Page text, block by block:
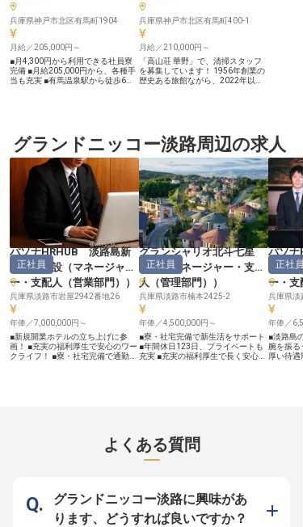
兵庫県神戸市北区有馬町1904
月給／205,000円～
■月4,300円から利用できる社員寮
完備 ■月給205,000円から、各種手
当も充実 ■有馬温泉駅から徒歩6
なしの心を大切にしています。 バ
ックヤードスタッフとして、宴会場
の設営や片付け、客室の清掃管理、
食器洗浄など、多岐にわたる業務を
通じて、お客様の快適な滞在を陰な
がら支える重要な役割を担っていた
だきます。 一つ一つの業務が、お
客様の笑顔に繋がるやりがいを感じ
られるお仕事です。 経験は問いま
せん。 あなたの温かい心と丁寧な
仕事が、当館の伝統を未来へと繋ぎ
ます。 ーー【安心して長く働ける
環境と充実のサポート】 月給
205,000円に加え、住宅手当や家族
手当、育児支援手当など、あなたの
生活を支える各種手当が充実してい
ます。 さらに、月4,300円から利用
できる光熱費込みの社員寮が徒歩
10分圏内にあり、新しい生活をス
ムーズにスタートできます。 社会
保険完備はもちろん、社員食堂や従
業員割引制度など、福利厚生も手厚
くご用意。 年間休日100日のシフト
制でプライベートも大切にしなが
兵庫県神戸市北区有馬町400-1
月給／210,000円～
「高山荘 華野」で、清掃スタッフ
を募集しています！ 1956年創業の
歴史ある旅館ながら、2022年以降
持ち ・残業月平均5hで、ワークラ
イフバランスにも配慮！ 館内や客
室には花やアートが添えられてお
り、一貫した「和」のコンセプトを
持つ旅館です！ 細部まで行き届い
た清掃で、お客様にくつろぎの空間
をお届けします！ 【「高山荘 華
野」について】 1956年、兵庫県神
戸市北区有馬町に創業した旅館で
す。 「和」をコンセプトとしてお
り、館内や客室には花や現代アート
が飾られています。また、歴史の深
い温泉街として有名な場所で、2種
類のお湯「金泉・銀泉」をご用意し
ています。 客室は全15室ですが、
2022～2025年にかけて、毎年スイ
ートルームをオープンしておりま
す。特に2025年新設の「大山蓮
華」は100平米の広さを誇り、2種
類の温泉をはじめ、テラスや暖炉、
クローゼットまで揃っています。
グランドニッコー淡路周辺の求人
パソナHRHUB 淡路島新
規開業施設 （マネージャ
ー・支配人（営業部門）
）
正社員
兵庫県淡路市岩屋2942番地26
年俸／7,000,000円～
■新規開業ホテルの立ち上げに参
画！ ■充実の福利厚生で安心のワー
クライフ！ ■寮・社宅完備で通勤の
ていくやりがいのあるお仕事です。
山陽本線の舞子駅・垂水駅からアク
「おもてなしの心」を大切にする環
境で、あなたの経験とセンスを存分
に活かしてみませんか？ ーー【あ
なたの成長を応援する充実の環境】
グランシャリオ北斗七星
135°（マネージャー・支配
人（管理部門）
）
正社員
兵庫県淡路市楠本2425-2
年俸／4,500,000円～
■寮・社宅完備で新生活をサポート
■年間休日123日、プライベートも
充実 ■充実の福利厚生で長く安心し
ビスと温かいおもてなしを大切にし
ています。 お客様一人ひとりの心
に寄り添い、最高の思い出を創造す
が、お客様の旅をより一層輝かせま
す。 ーー【キャリアを築き、成長
できる環境】 マネジメント経験を
お持ちの方を歓迎しており、スタッ
パソ
規開業
ー・支
正社員
兵庫県
年俸／
■淡路島
腕を振る
厚い待遇
ルアップ
よくある質問
グランドニッコー淡路に興味があ
ります、どうすれば良いですか？